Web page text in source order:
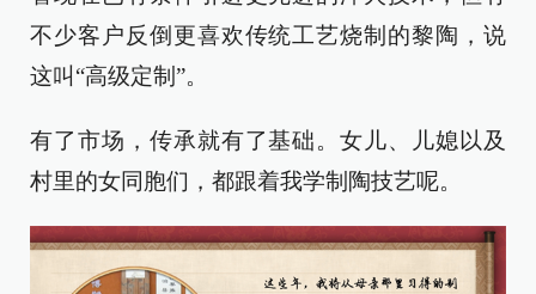
不少客户反倒更喜欢传统工艺烧制的黎陶，说
这叫“高级定制”。
有了市场，传承就有了基础。女儿、儿媳以及
村里的女同胞们，都跟着我学制陶技艺呢。